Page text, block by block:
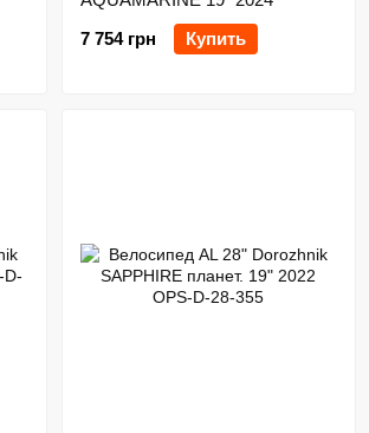
7 754 грн
Купить